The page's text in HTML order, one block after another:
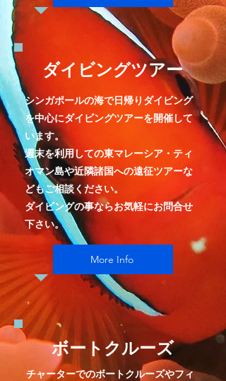
​ダイビングツアー
シンガポールの海で日帰りダイビング
を中心にダイビングツアーを開催して
います。
週末を利用しての東マレーシア・ティ
オマン島や近隣諸国への遠征ツアーな
どもご相談ください。
ダイビングの事ならお気軽にお問合せ
下さい。​
More Info
ボートクルーズ
チャーターでのボートクルーズやフィ